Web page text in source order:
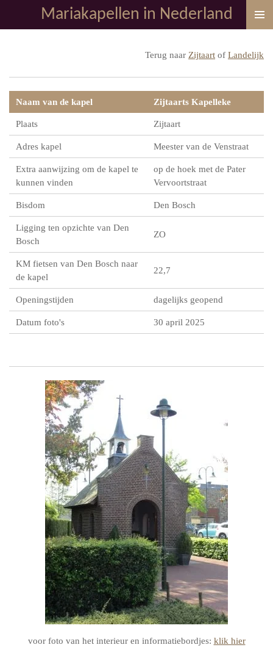
direct
Mariakapellen in Nederland
Terug naar Zijtaart of Landelijk
Naam van de kapel Zijtaarts Kapelleke
Plaats Zijtaart
Adres kapel Meester van de Venstraat
Extra aanwijzing om de kapel te
kunnen vinden
op de hoek met de Pater
Vervoortstraat
Bisdom Den Bosch
Ligging ten opzichte van Den
Bosch
ZO
KM fietsen van Den Bosch naar
de kapel
22,7
Openingstijden dagelijks geopend
Datum foto's 30 april 2025
voor foto van het interieur en informatiebordjes: klik hier